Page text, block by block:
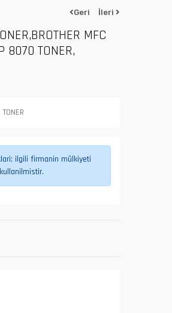
Geri İleri
MFC
8070 TONER,
ilgili firmanin mülkiyeti